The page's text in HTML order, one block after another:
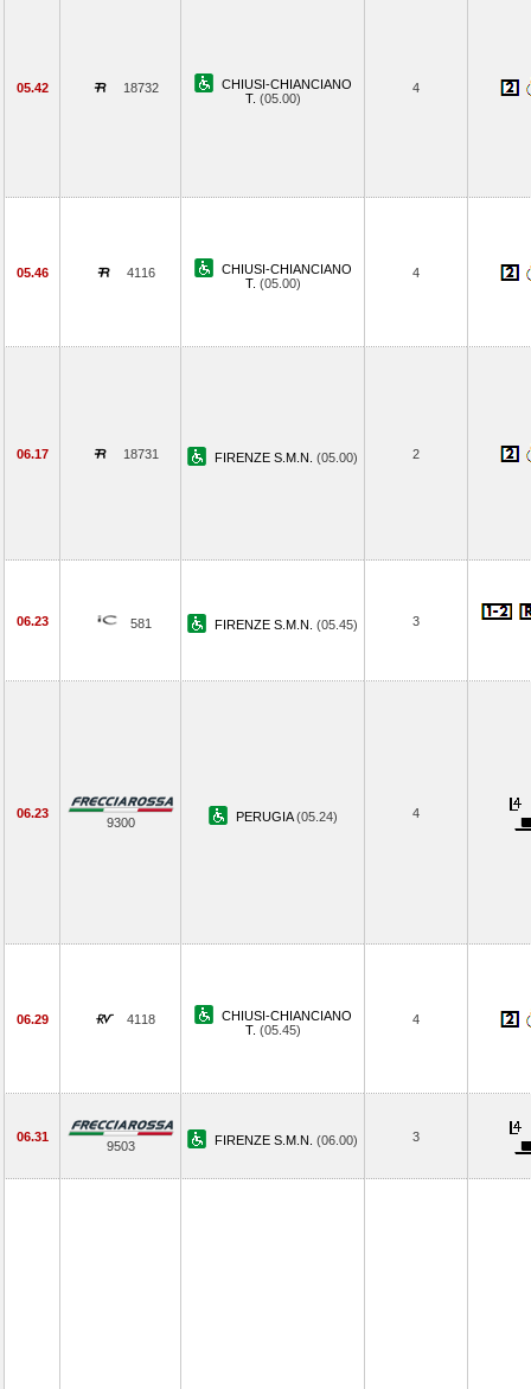
05.42 18732
CHIUSI-CHIANCIANO
T. (05.00)
4
05.46 4116
CHIUSI-CHIANCIANO
T. (05.00)
4
06.17 18731 FIRENZE S.M.N. (05.00) 2
06.23 581 FIRENZE S.M.N. (05.45) 3
06.23
9300 PERUGIA(05.24) 4
06.29 4118
CHIUSI-CHIANCIANO
T. (05.45)
4
06.31
9503 FIRENZE S.M.N. (06.00) 3